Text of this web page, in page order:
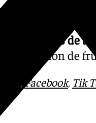
en
Durante la
10 kilos de
de
, Facebook, Tik